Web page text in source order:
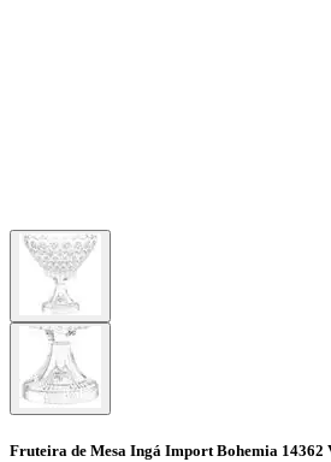
Fruteira de Mesa Ingá Import Bohemia 14362